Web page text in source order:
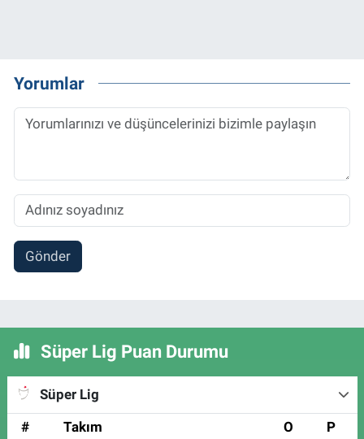
Yorumlar
Gönder
Süper Lig Puan Durumu
Süper Lig
#
Takım O P